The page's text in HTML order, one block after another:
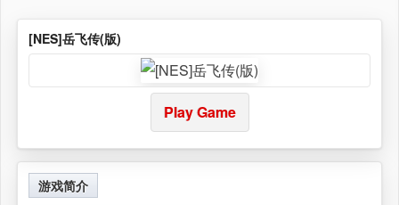
[NES]岳飞传(版)
Play Game
游戏简介